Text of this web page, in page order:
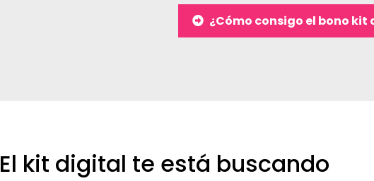
¿Cómo consigo el bono
El kit digital te está buscando